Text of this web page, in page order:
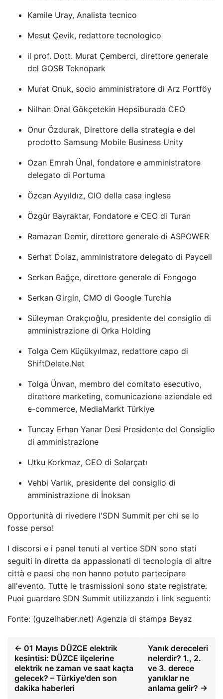
Kamile Uray, Analista tecnico
Mesut Çevik, redattore tecnologico
il prof. Dott. Murat Çemberci, direttore generale
del GOSB Teknopark
Murat Onuk, socio amministratore di Arz Portföy
Nilhan Onal Gökçetekin Hepsiburada CEO
Onur Özdurak, Direttore della strategia e del
prodotto Samsung Mobile Business Unity
Ozan Emrah Ünal, fondatore e amministratore
delegato di Portuma
Özcan Ayyıldız, CIO della casa inglese
Özgür Bayraktar, Fondatore e CEO di Turan
Ramazan Demir, direttore generale di ASPOWER
Serhat Dolaz, amministratore delegato di Paycell
Serkan Bağçe, direttore generale di Fongogo
Serkan Girgin, CMO di Google Turchia
Süleyman Orakçıoğlu, presidente del consiglio di
amministrazione di Orka Holding
Tolga Cem Küçükyılmaz, redattore capo di
ShiftDelete.Net
Tolga Ünvan, membro del comitato esecutivo,
direttore marketing, comunicazione aziendale ed
e-commerce, MediaMarkt Türkiye
Tuncay Erhan Yanar Desi Presidente del Consiglio
di amministrazione
Utku Korkmaz, CEO di Solarçatı
Vehbi Varlık, presidente del consiglio di
amministrazione di İnoksan
Opportunità di rivedere l'SDN Summit per chi se lo
fosse perso!
I discorsi e i panel tenuti al vertice SDN sono stati
seguiti in diretta da appassionati di tecnologia di altre
città e paesi che non hanno potuto partecipare
all'evento. Tutte le trasmissioni sono state registrate.
Puoi guardare SDN Summit utilizzando i link seguenti:
Fonte: (guzelhaber.net) Agenzia di stampa Beyaz
← 01 Mayıs DÜZCE elektrik
kesintisi: DÜZCE ilçelerine
elektrik ne zaman ve saat kaçta
gelecek? – Türkiye'den son
dakika haberleri
Yanık dereceleri
nelerdir? 1., 2.
ve 3. derece
yanıklar ne
anlama gelir? →